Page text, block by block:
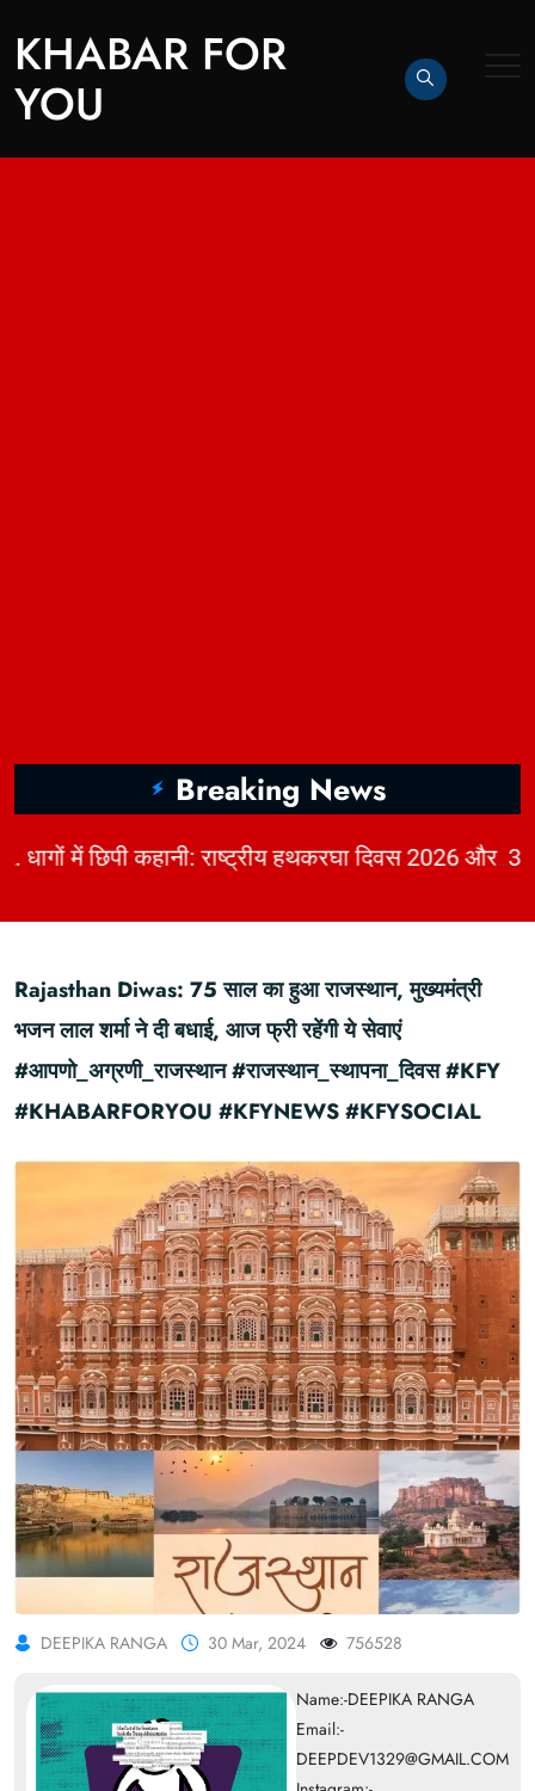
KHABAR FOR
YOU
Breaking News
| 2. धागों में छिपी कहानी: राष्ट्रीय हथकरघा दिवस 2026 और भारत की बुनाई विरासत | KhabarForYou
Rajasthan Diwas: 75 साल का हुआ राजस्थान, मुख्यमंत्री
भजन लाल शर्मा ने दी बधाई, आज फ्री रहेंगी ये सेवाएं
#आपणो_अग्रणी_राजस्थान #राजस्थान_स्थापना_दिवस #KFY
#KHABARFORYOU #KFYNEWS #KFYSOCIAL
DEEPIKA RANGA 30 Mar, 2024 756528
Name:-DEEPIKA RANGA
Email:-
DEEPDEV1329@GMAIL.COM